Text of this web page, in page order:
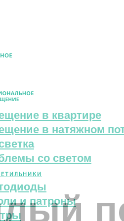
в квартире
в натяжном
со светом
и патроны